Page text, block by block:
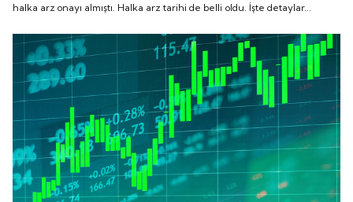
halka arz onayı almıştı. Halka arz tarihi de belli oldu. İşte detaylar...